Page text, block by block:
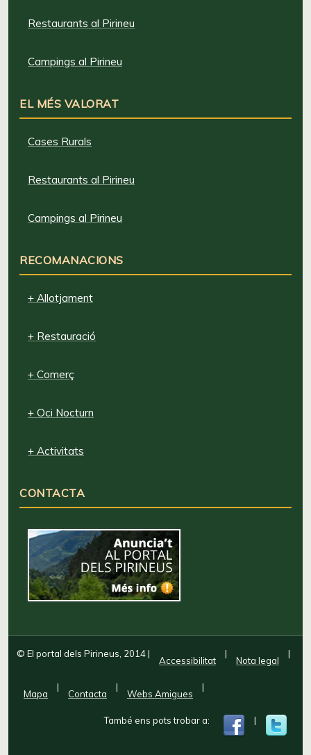
Restaurants al Pirineu
Campings al Pirineu
EL MÉS VALORAT
Cases Rurals
Restaurants al Pirineu
Campings al Pirineu
RECOMANACIONS
+ Allotjament
+ Restauració
+ Comerç
+ Oci Nocturn
+ Activitats
CONTACTA
© El portal dels Pirineus, 2014|
Accessibilitat
|
Nota legal
|
Mapa
|
Contacta
|
Webs Amigues
|
També ens pots trobar a: |